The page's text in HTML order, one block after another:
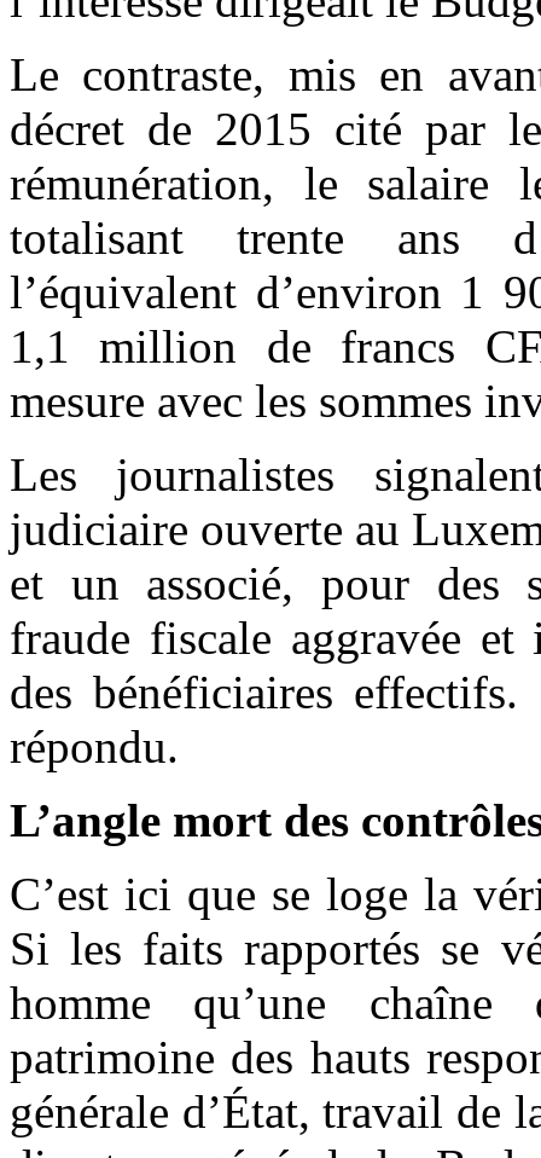
Le contraste, mis en
décret de 2015 cité par
rémunération, le salaire
totalisant trente ans
l’équivalent d’environ 1
1,1 million de francs
mesure avec les sommes
Les journalistes
judiciaire ouverte au
et un associé, pour des
fraude fiscale aggravée
des bénéficiaires effectifs.
répondu.
L’angle mort des
C’est ici que se loge la
Si les faits rapportés se
homme qu’une
patrimoine des hauts
générale d’État, travail de